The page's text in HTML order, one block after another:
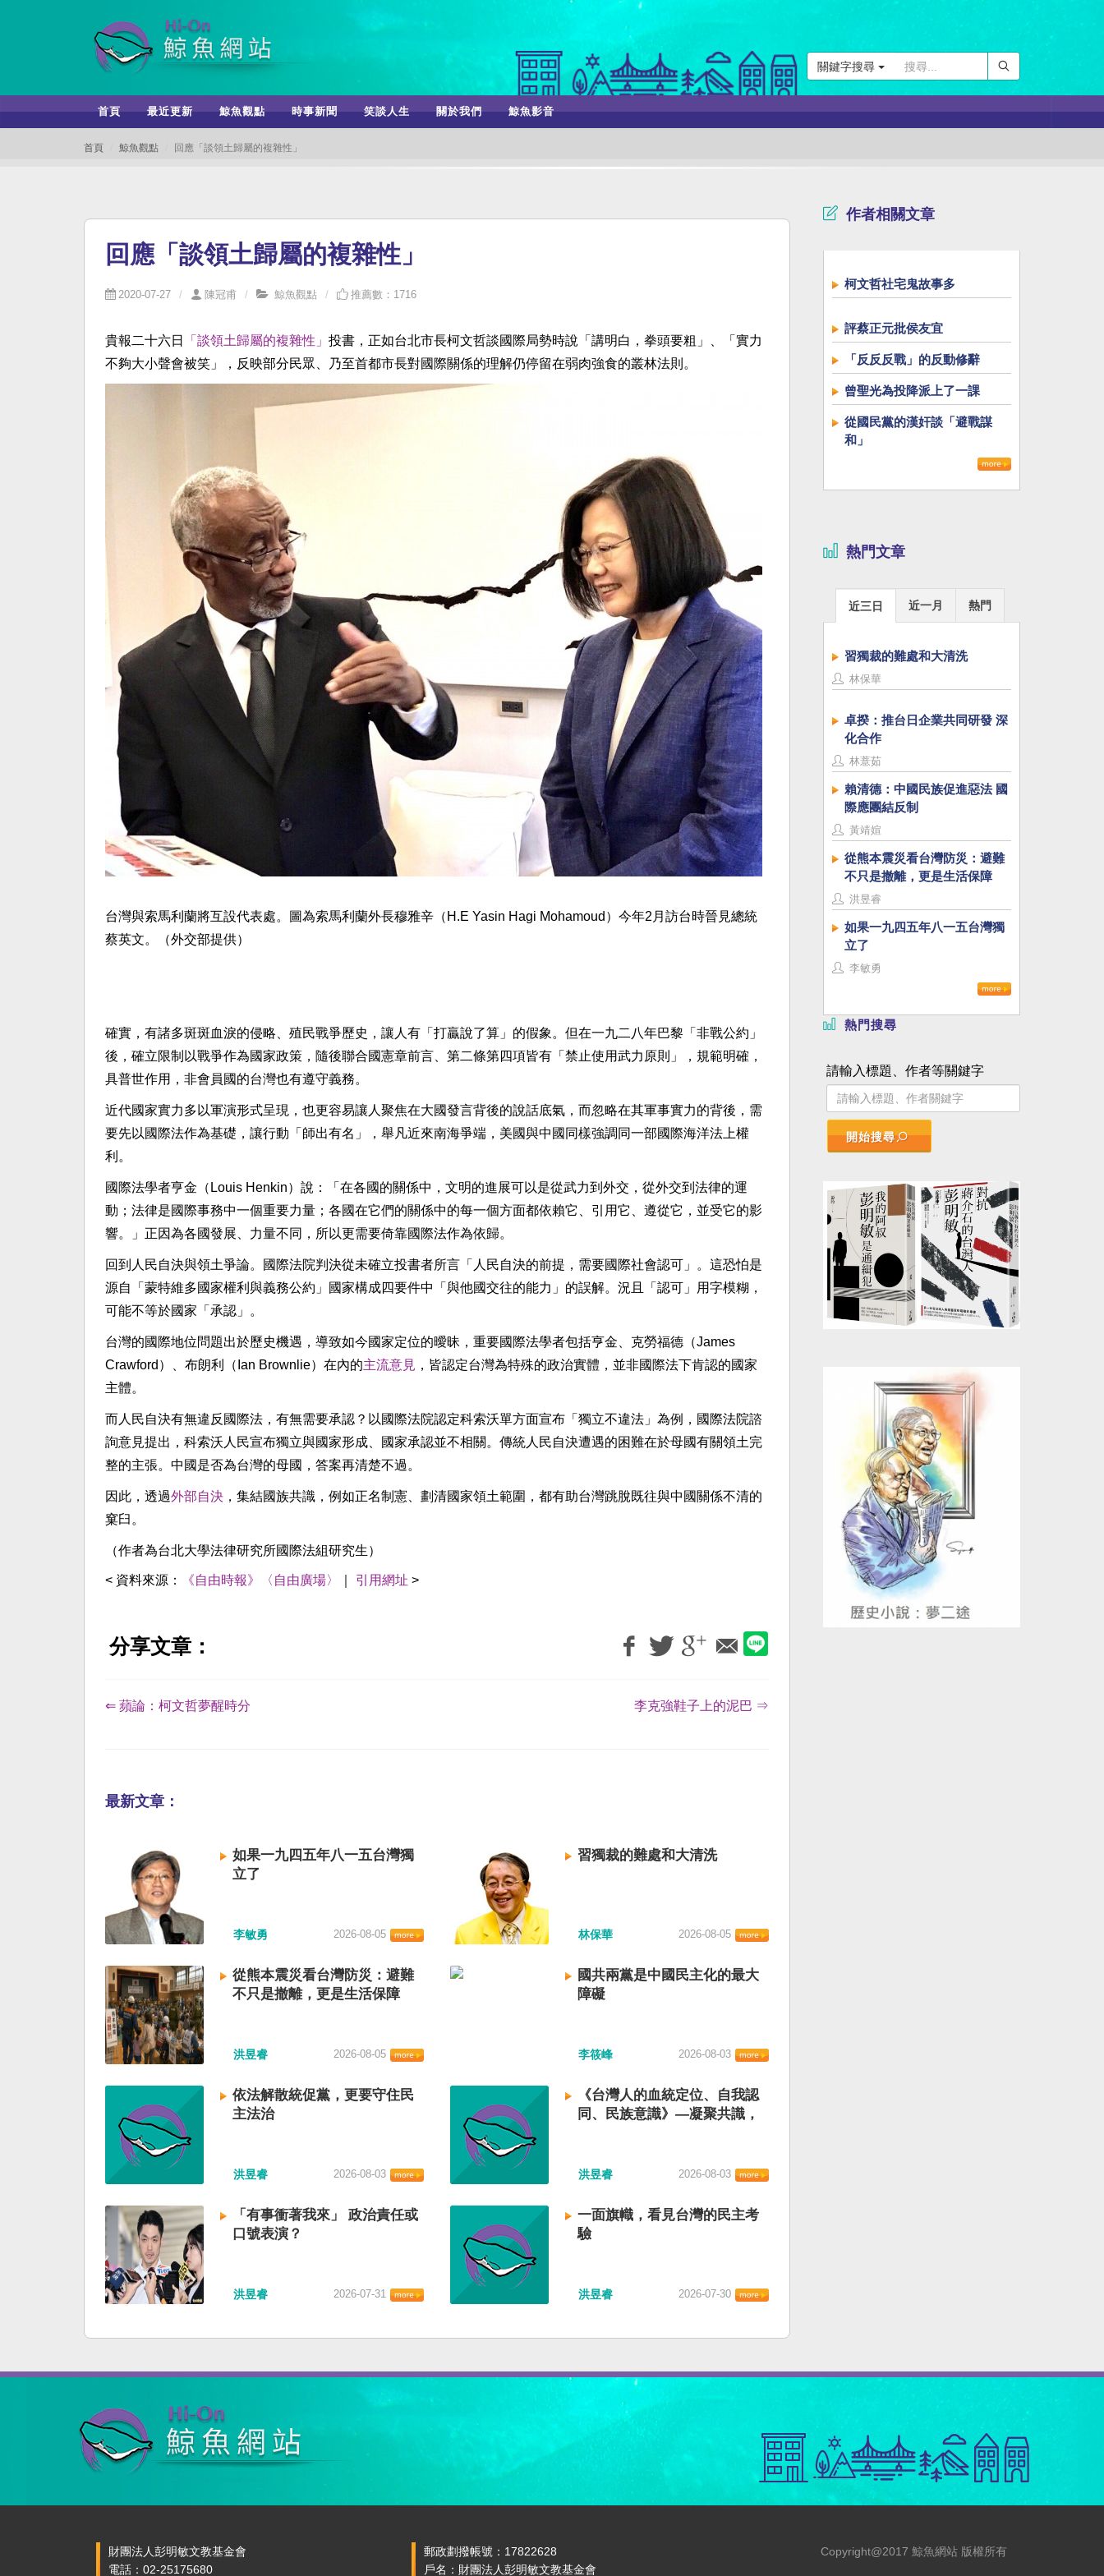
關鍵字搜尋
首頁 最近更新 鯨魚觀點 時事新聞 笑談人生 關於我們 鯨魚影音
首頁 鯨魚觀點 回應「談領土歸屬的複雜性」
回應「談領土歸屬的複雜性」
2020-07-27 陳冠甫 鯨魚觀點 推薦數：1716
貴報二十六日 「談領土歸屬的複雜性」 投書，正如台北市長柯文哲談國際局勢時說「講明白，拳頭要粗」、「實力
不夠大小聲會被笑」，反映部分民眾、乃至首都市長對國際關係的理解仍停留在弱肉強食的叢林法則。
台灣與索馬利蘭將互設代表處。圖為索馬利蘭外長穆雅辛（H.E Yasin Hagi Mohamoud）今年2月訪台時晉見總統
蔡英文。（外交部提供）
確實，有諸多斑斑血淚的侵略、殖民戰爭歷史，讓人有「打贏說了算」的假象。但在一九二八年巴黎「非戰公約」
後，確立限制以戰爭作為國家政策，隨後聯合國憲章前言、第二條第四項皆有「禁止使用武力原則」，規範明確，
具普世作用，非會員國的台灣也有遵守義務。
近代國家實力多以軍演形式呈現，也更容易讓人聚焦在大國發言背後的說話底氣，而忽略在其軍事實力的背後，需
要先以國際法作為基礎，讓行動「師出有名」，舉凡近來南海爭端，美國與中國同樣強調同一部國際海洋法上權
利。
國際法學者亨金（Louis Henkin）說：「在各國的關係中，文明的進展可以是從武力到外交，從外交到法律的運
動；法律是國際事務中一個重要力量；各國在它們的關係中的每一個方面都依賴它、引用它、遵從它，並受它的影
響。」正因為各國發展、力量不同，所以更需要倚靠國際法作為依歸。
回到人民自決與領土爭論。國際法院判決從未確立投書者所言「人民自決的前提，需要國際社會認可」。這恐怕是
源自「蒙特維多國家權利與義務公約」國家構成四要件中「與他國交往的能力」的誤解。況且「認可」用字模糊，
可能不等於國家「承認」。
台灣的國際地位問題出於歷史機遇，導致如今國家定位的曖昧，重要國際法學者包括亨金、克勞福德（James
Crawford）、布朗利（Ian Brownlie）在內的主流意見 ，皆認定台灣為特殊的政治實體，並非國際法下肯認的國家
主體。
而人民自決有無違反國際法，有無需要承認？以國際法院認定科索沃單方面宣布「獨立不違法」為例，國際法院諮
詢意見提出，科索沃人民宣布獨立與國家形成、國家承認並不相關。傳統人民自決遭遇的困難在於母國有關領土完
整的主張。中國是否為台灣的母國，答案再清楚不過。
因此，透過外部自決 ，集結國族共識，例如正名制憲、劃清國家領土範圍，都有助台灣跳脫既往與中國關係不清的
窠臼。
（作者為台北大學法律研究所國際法組研究生）
< 資料來源： 《自由時報》〈自由廣場〉 引用網址 >
分享文章：
⇐ 蘋論：柯文哲夢醒時分 李克強鞋子上的泥巴 ⇒
最新文章：
如果一九四五年八一五台灣獨
立了
李敏勇 2026-08-05
習獨裁的難處和大清洗
林保華 2026-08-05
從熊本震災看台灣防災：避難
不只是撤離，更是生活保障
洪昱睿 2026-08-05
國共兩黨是中國民主化的最大
障礙
李筱峰 2026-08-03
依法解散統促黨，更要守住民
主法治
洪昱睿 2026-08-03
《台灣人的血統定位、自我認
同、民族意識》—凝聚共識，
洪昱睿 2026-08-03
「有事衝著我來」 政治責任或
口號表演？
洪昱睿 2026-07-31
一面旗幟，看見台灣的民主考
驗
洪昱睿 2026-07-30
作者相關文章
柯文哲社宅鬼故事多
評蔡正元批侯友宜
「反反反戰」的反動修辭
曾聖光為投降派上了一課
從國民黨的漢奸談「避戰謀
和」
熱門文章
近三日 近一月 熱門
習獨裁的難處和大清洗
林保華
卓揆：推台日企業共同研發 深
化合作
林薏茹
賴清德：中國民族促進惡法 國
際應團結反制
黃靖媗
從熊本震災看台灣防災：避難
不只是撤離，更是生活保障
洪昱睿
如果一九四五年八一五台灣獨
立了
李敏勇
熱門搜尋
請輸入標題、作者等關鍵字
開始搜尋
財團法人彭明敏文教基金會
電話：02-25175680
郵政劃撥帳號：17822628
戶名：財團法人彭明敏文教基金會
Copyright@2017 鯨魚網站 版權所有